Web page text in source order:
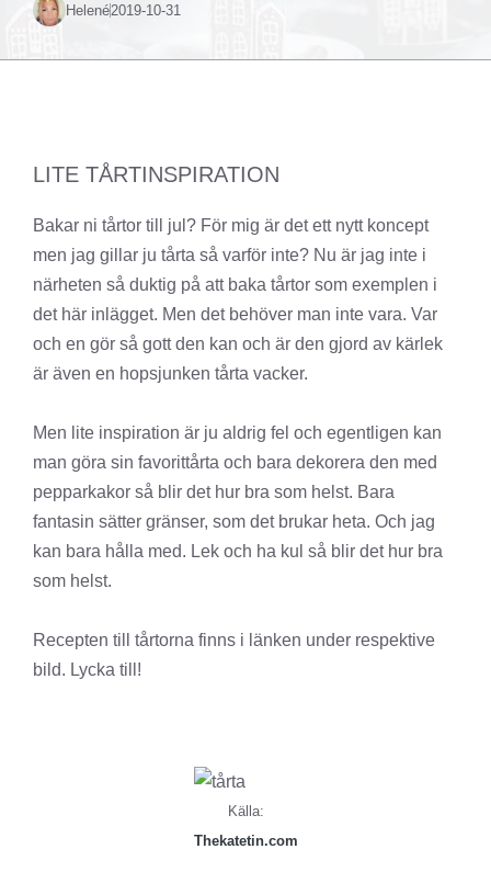
Helené2019-10-31
LITE TÅRTINSPIRATION
Bakar ni tårtor till jul? För mig är det ett nytt koncept
men jag gillar ju tårta så varför inte? Nu är jag inte i
närheten så duktig på att baka tårtor som exemplen i
det här inlägget. Men det behöver man inte vara. Var
och en gör så gott den kan och är den gjord av kärlek
är även en hopsjunken tårta vacker.
Men lite inspiration är ju aldrig fel och egentligen kan
man göra sin favorittårta och bara dekorera den med
pepparkakor så blir det hur bra som helst. Bara
fantasin sätter gränser, som det brukar heta. Och jag
kan bara hålla med. Lek och ha kul så blir det hur bra
som helst.
Recepten till tårtorna finns i länken under respektive
bild. Lycka till!
Källa:
Thekatetin.com